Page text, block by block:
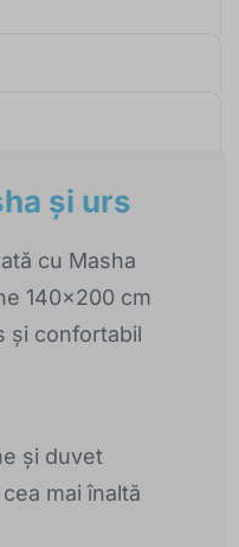
și urs
cu Masha
140x200 cm
și confortabil
și duvet
mai înaltă